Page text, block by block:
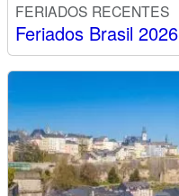
FERIADOS RECENTES
Feriados Brasil 2026